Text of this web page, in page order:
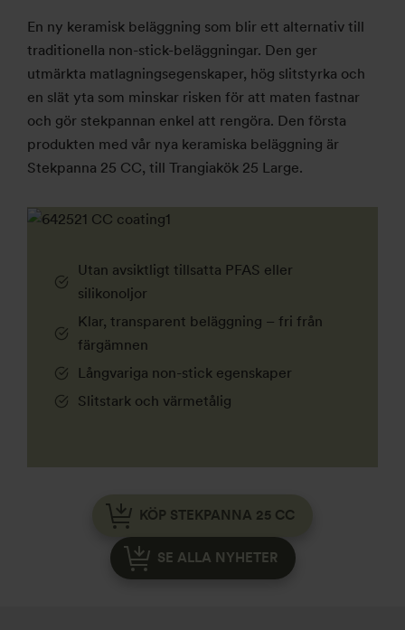
En ny keramisk beläggning som blir ett alternativ till
traditionella non-stick-beläggningar. Den ger
utmärkta matlagningsegenskaper, hög slitstyrka och
en slät yta som minskar risken för att maten fastnar
och gör stekpannan enkel att rengöra. Den första
produkten med vår nya keramiska beläggning är
Stekpanna 25 CC, till Trangiakök 25 Large.
Utan avsiktligt tillsatta PFAS eller
silikonoljor
Klar, transparent beläggning – fri från
färgämnen
Långvariga non-stick egenskaper
Slitstark och värmetålig
KÖP STEKPANNA 25 CC
SE ALLA NYHETER